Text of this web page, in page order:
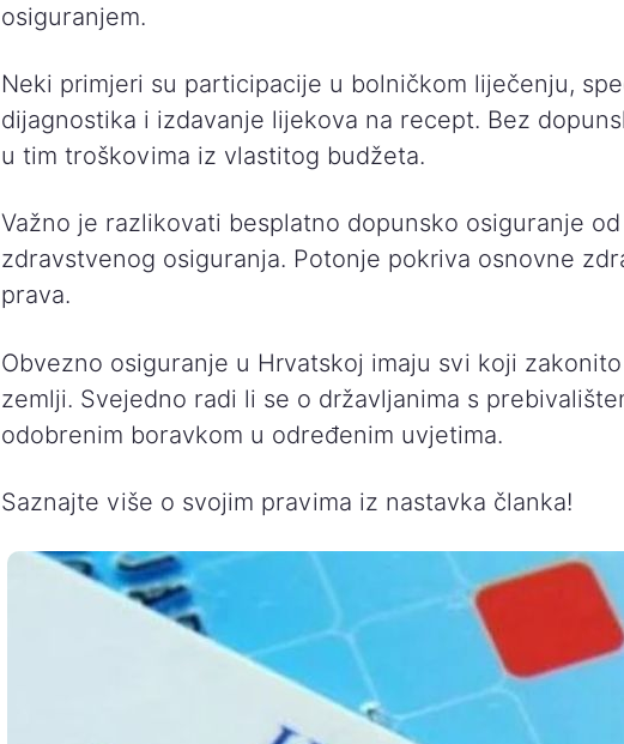
osiguranjem.
Neki primjeri su participacije u bolničkom liječenju,
dijagnostika i izdavanje lijekova na recept. Bez
u tim troškovima iz vlastitog budžeta.
Važno je razlikovati besplatno dopunsko osiguranje
zdravstvenog osiguranja. Potonje pokriva osnovne
prava.
Obvezno osiguranje u Hrvatskoj imaju svi koji
zemlji. Svejedno radi li se o državljanima s
odobrenim boravkom u određenim uvjetima.
Saznajte više o svojim pravima iz nastavka članka!